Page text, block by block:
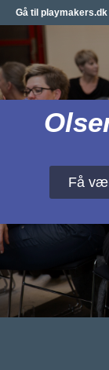
Gå til playmakers.dk
Få